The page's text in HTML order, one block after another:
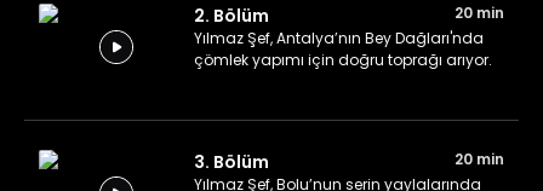
2. Bölüm
20 min
Yılmaz Şef, Antalya’nın Bey Dağları'nda
çömlek yapımı için doğru toprağı arıyor.
3. Bölüm
20 min
Yılmaz Şef, Bolu’nun serin yaylalarında